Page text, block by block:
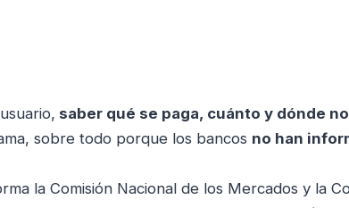
saber qué se paga, cuánto y dónde
sobre todo porque los bancos no han
la Comisión Nacional de los Mercados y la